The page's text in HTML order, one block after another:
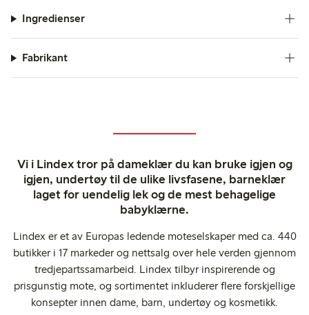
Ingredienser
Fabrikant
Vi i Lindex tror på dameklær du kan bruke igjen og
igjen, undertøy til de ulike livsfasene, barneklær
laget for uendelig lek og de mest behagelige
babyklærne.
Lindex er et av Europas ledende moteselskaper med ca. 440
butikker i 17 markeder og nettsalg over hele verden gjennom
tredjepartssamarbeid. Lindex tilbyr inspirerende og
prisgunstig mote, og sortimentet inkluderer flere forskjellige
konsepter innen dame, barn, undertøy og kosmetikk.